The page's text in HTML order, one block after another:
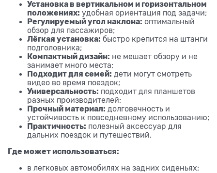
Установка в вертикальном и горизонтальном
положениях: удобная ориентация под задачи;
Регулируемый угол наклона: оптимальный
обзор для пассажиров;
Лёгкая установка: быстро крепится на штанги
подголовника;
Компактный дизайн: не мешает обзору и не
занимает много места;
Подходит для семей: дети могут смотреть
видео во время поездок;
Универсальность: подходит для планшетов
разных производителей;
Прочный материал: долговечность и
устойчивость к повседневному использованию;
Практичность: полезный аксессуар для
дальних поездок и путешествий.
Где может использоваться:
в легковых автомобилях на задних сиденьях;